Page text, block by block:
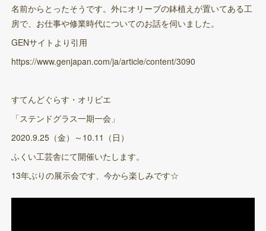
名前からとったそうです。外にオリーブの鉢植えが置いてある工
房で、お仕事や修業時代についてのお話を伺いました。
GENサイトより引用
https://www.genjapan.com/ja/article/content/3090
すてんどぐらす・オリビエ
「ステンドグラス一期一会」
2020.9.25（金）～10.11（日）
ふくい工芸舎にて開催いたします。
13年ぶりの展示会です、今から楽しみです☆